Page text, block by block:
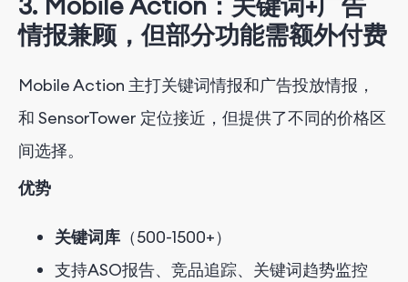
情报兼顾，但部分功能需额外付费
Mobile Action 主打关键词情报和广告投放情报，
和 SensorTower 定位接近，但提供了不同的价格区
间选择。
优势
关键词库 （500-1500+）
支持ASO报告、竞品追踪、关键词趋势监控